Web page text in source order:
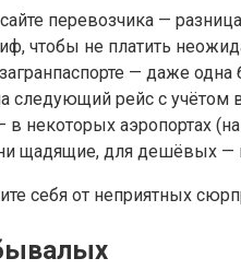
перевозчика —
чтобы не платить
— даже
следующий рейс с
некоторых аэропортах
щадящие, для дешёвых —
себя от неприятных